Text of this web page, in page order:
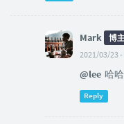
Mark
博
2021/03/23 -
@lee 哈
Reply